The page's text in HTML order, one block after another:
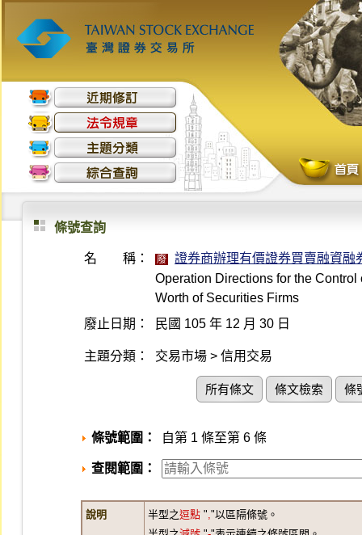
條號查詢
名 稱： 廢
證券商辦理有價證券買賣融資融
Operation Directions for the
Worth of Securities Firms
廢止日期：
民國 105 年 12 月 30 日
主題分類： 交易市場 > 信用交易
所有條文 條文檢索 條
條號範圍： 自第 1 條至第 6 條
查閱範圍：
說明 半型之逗點 ","以區隔條號。